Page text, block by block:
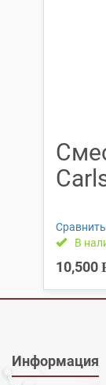
Сравнить
В
10,500
Информация